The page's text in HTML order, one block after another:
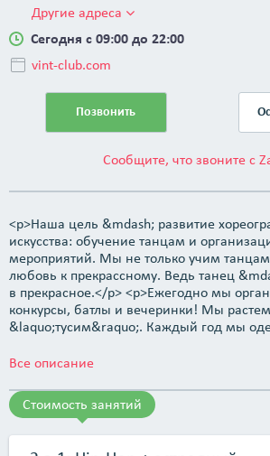
Стоимость занятий
Другие адреса
Сегодня с 09:00 до 22:00
vint-club.com
Позвонить
Сообщите, что звоните с
<p>Наша цель &mdash; развитие
искусства: обучение танцам и
мероприятий. Мы не только учим
любовь к прекрассному. Ведь танец
в прекрасное.</p> <p>Ежегодно мы
конкурсы, батлы и вечеринки! Мы
&laquo;тусим&raquo;. Каждый год мы
коллективом! Приходите и убедитесь
работы;</li> <li>40+ масштабных
побед;</li> <li>15+ танцевальных
<strong>Направления для взрослых:</
Все описание